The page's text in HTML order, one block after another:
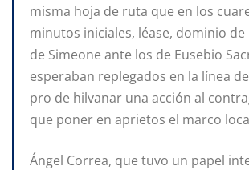
misma hoja de ruta que en los
minutos iniciales, léase, dominio
de Simeone ante los de Eusebio
esperaban replegados en la línea
pro de hilvanar una acción al
que poner en aprietos el marco
Ángel Correa, que tuvo un papel